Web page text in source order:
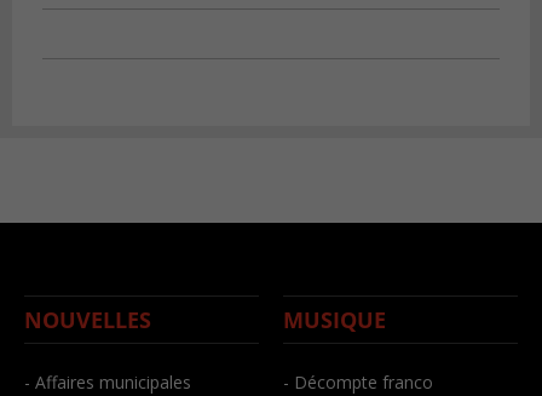
NOUVELLES
- Affaires municipales
MUSIQUE
- Décompte franco